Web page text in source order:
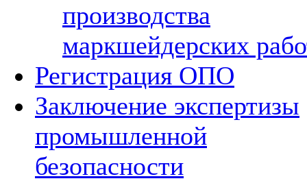
производства
маркшейдерских
Регистрация ОПО
Заключение экспертизы
промышленной
безопасности